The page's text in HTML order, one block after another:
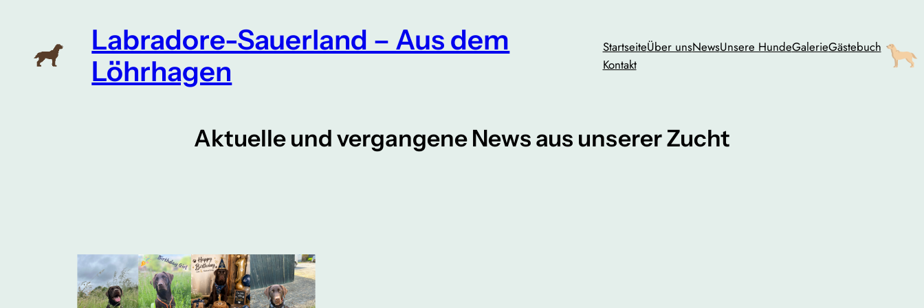
springen
Labradore-Sauerland – Aus dem
Löhrhagen
StartseiteÜber unsNewsUnsere HundeGalerieGästebuch
Kontakt
Aktuelle und vergangene News aus unserer Zucht